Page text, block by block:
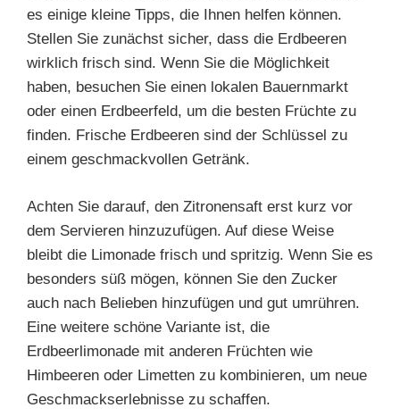
es einige kleine Tipps, die Ihnen helfen können.
Stellen Sie zunächst sicher, dass die Erdbeeren
wirklich frisch sind. Wenn Sie die Möglichkeit
haben, besuchen Sie einen lokalen Bauernmarkt
oder einen Erdbeerfeld, um die besten Früchte zu
finden. Frische Erdbeeren sind der Schlüssel zu
einem geschmackvollen Getränk.
Achten Sie darauf, den Zitronensaft erst kurz vor
dem Servieren hinzuzufügen. Auf diese Weise
bleibt die Limonade frisch und spritzig. Wenn Sie es
besonders süß mögen, können Sie den Zucker
auch nach Belieben hinzufügen und gut umrühren.
Eine weitere schöne Variante ist, die
Erdbeerlimonade mit anderen Früchten wie
Himbeeren oder Limetten zu kombinieren, um neue
Geschmackserlebnisse zu schaffen.